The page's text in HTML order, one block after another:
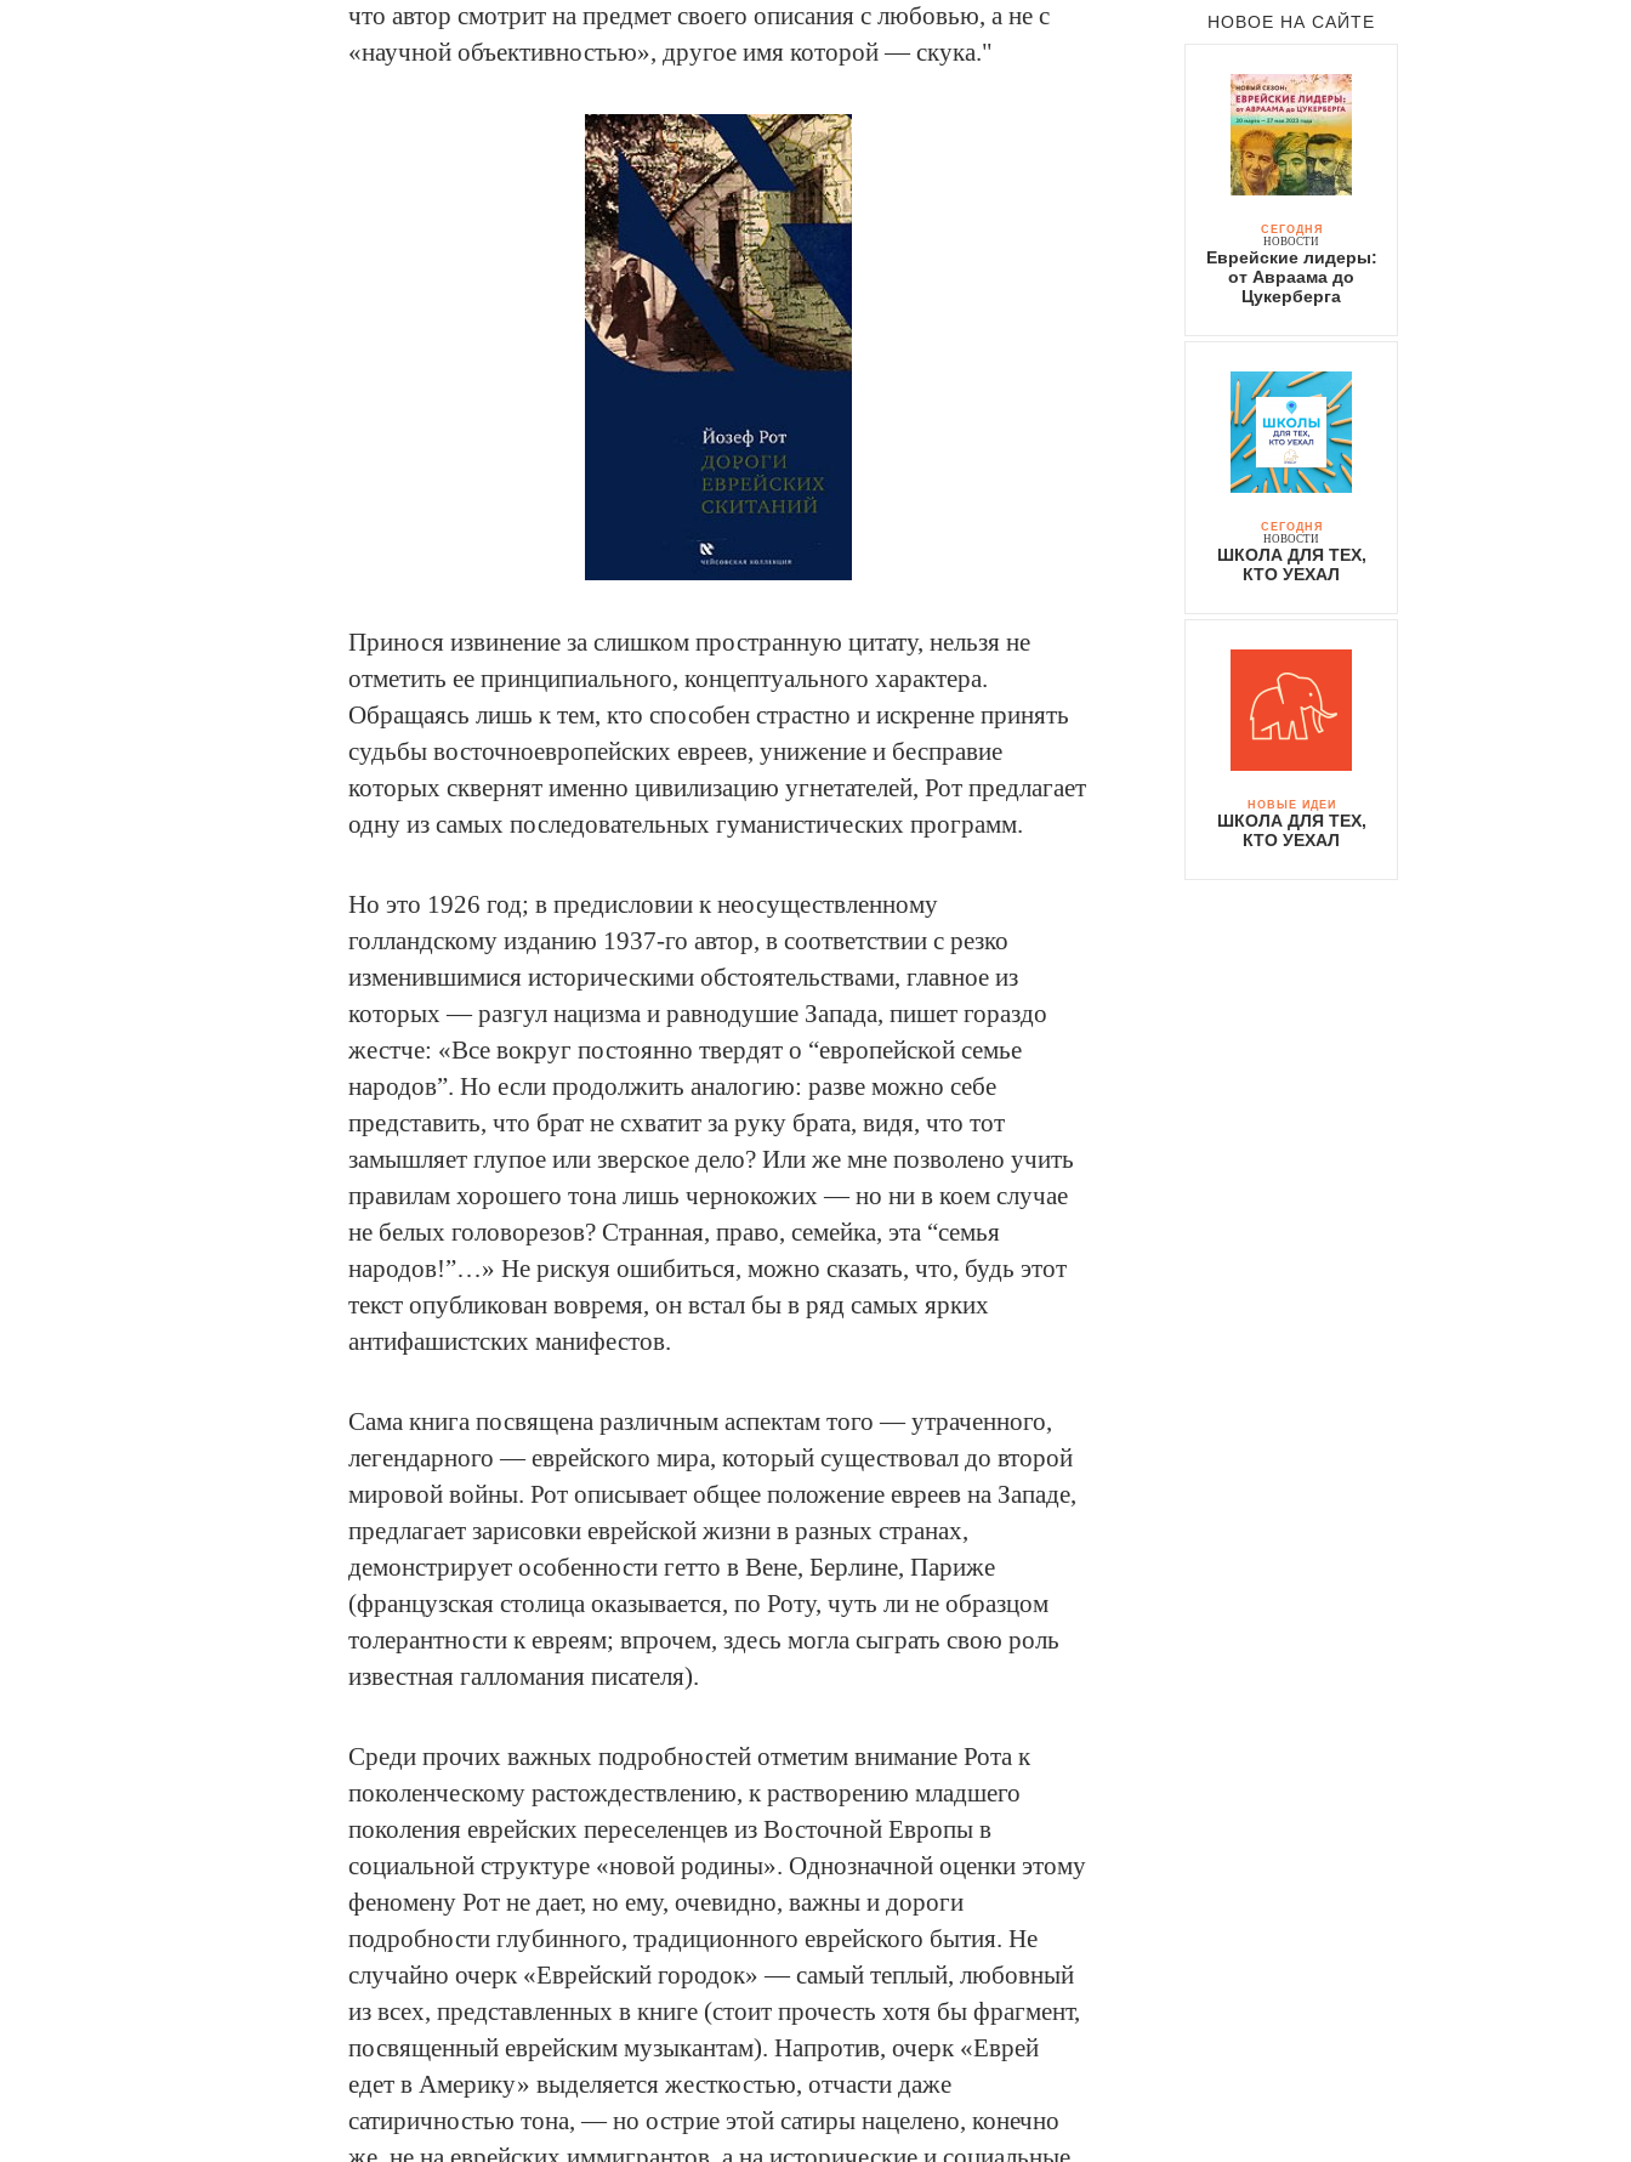
что автор смотрит на предмет своего описания с любовью, а не с
«научной объективностью», другое имя которой — скука.
Принося извинение за слишком пространную цитату, нельзя не
отметить ее принципиального, концептуального характера.
Обращаясь лишь к тем, кто способен страстно и искренне принять
судьбы восточноевропейских евреев, унижение и бесправие
которых сквернят именно цивилизацию угнетателей, Рот предлагает
одну из самых последовательных гуманистических программ.
Но это 1926 год; в предисловии к неосуществленному
голландскому изданию 1937-го автор, в соответствии с резко
изменившимися историческими обстоятельствами, главное из
которых — разгул нацизма и равнодушие Запада, пишет гораздо
жестче: «Все вокруг постоянно твердят о “европейской семье
народов”. Но если продолжить аналогию: разве можно себе
представить, что брат не схватит за руку брата, видя, что тот
замышляет глупое или зверское дело? Или же мне позволено учить
правилам хорошего тона лишь чернокожих — но ни в коем случае
не белых головорезов? Странная, право, семейка, эта “семья
народов!”…» Не рискуя ошибиться, можно сказать, что, будь этот
текст опубликован вовремя, он встал бы в ряд самых ярких
антифашистских манифестов.
Сама книга посвящена различным аспектам того — утраченного,
легендарного — еврейского мира, который существовал до второй
мировой войны. Рот описывает общее положение евреев на Западе,
предлагает зарисовки еврейской жизни в разных странах,
демонстрирует особенности гетто в Вене, Берлине, Париже
(французская столица оказывается, по Роту, чуть ли не образцом
толерантности к евреям; впрочем, здесь могла сыграть свою роль
известная галломания писателя).
Среди прочих важных подробностей отметим внимание Рота к
поколенческому растождествлению, к растворению младшего
поколения еврейских переселенцев из Восточной Европы в
социальной структуре «новой родины». Однозначной оценки этому
феномену Рот не дает, но ему, очевидно, важны и дороги
подробности глубинного, традиционного еврейского бытия. Не
случайно очерк «Еврейский городок» — самый теплый, любовный
из всех, представленных в книге (стоит прочесть хотя бы фрагмент,
посвященный еврейским музыкантам). Напротив, очерк «Еврей
едет в Америку» выделяется жесткостью, отчасти даже
сатиричностью тона, — но острие этой сатиры нацелено, конечно
НОВОЕ НА САЙТЕ
СЕГОДНЯ
НОВОСТИ
Еврейские лидеры:
от Авраама до
Цукерберга
СЕГОДНЯ
НОВОСТИ
ШКОЛА ДЛЯ ТЕХ,
КТО УЕХАЛ
НОВЫЕ ИДЕИ
ШКОЛА ДЛЯ ТЕХ,
КТО УЕХАЛ